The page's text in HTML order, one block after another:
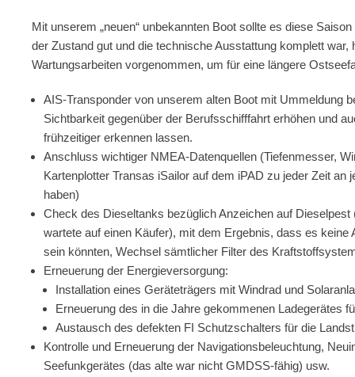
Mit unserem „neuen“ unbekannten Boot sollte es diese
der Zustand gut und die technische Ausstattung komplett
Wartungsarbeiten vorgenommen, um für eine längere
AIS-Transponder von unserem alten Boot mit Ummeldung
Sichtbarkeit gegenüber der Berufsschifffahrt erhöhen und
frühzeitiger erkennen lassen.
Anschluss wichtiger NMEA-Datenquellen (Tiefenmesser,
Kartenplotter Transas iSailor auf dem iPAD zu jeder Zeit
haben)
Check des Dieseltanks bezüglich Anzeichen auf
wartete auf einen Käufer), mit dem Ergebnis, dass es
sein könnten, Wechsel sämtlicher Filter des
Erneuerung der Energieversorgung:
Installation eines Geräteträgers mit Windrad und
Erneuerung des in die Jahre gekommenen Ladegerätes
Austausch des defekten FI Schutzschalters für die
Kontrolle und Erneuerung der Navigationsbeleuchtung,
Seefunkgerätes (das alte war nicht GMDSS-fähig) usw.